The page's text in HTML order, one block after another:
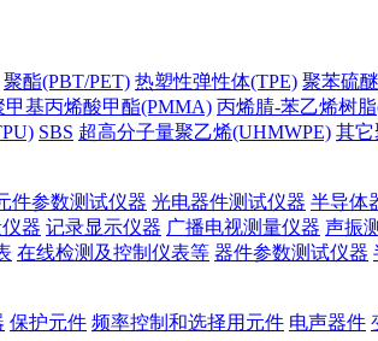
聚酯(PBT/PET) 热塑性弹性体(TPE) 聚苯硫
甲基丙烯酸甲酯(PMMA) 丙烯腈-苯乙烯树
SBS 超高分子量聚乙烯(UHMWPE) 其它
件参数测试仪器 光电器件测试仪器 半导体
器 记录显示仪器 广播电视测量仪器 声振
在线检测及控制仪表等 器件参数测试仪器
保护元件 频率控制和选择用元件 电声器件